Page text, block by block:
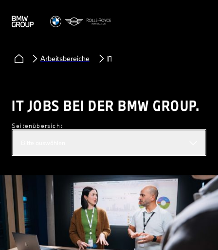
Arbeitsbereiche IT
IT JOBS BEI DER BMW GROUP.
Seitenübersicht